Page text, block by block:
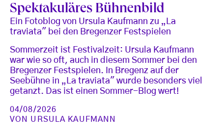
Spektakuläres Bühnenbild
Ein Fotoblog von Ursula Kaufmann zu „La
traviata" bei den Bregenzer Festspielen
Sommerzeit ist Festivalzeit: Ursula Kaufmann
war wie so oft, auch in diesem Sommer bei den
Bregenzer Festspielen. In Bregenz auf der
Seebühne in „La traviata" wurde besonders viel
getanzt. Das ist einen Sommer-Blog wert!
04/08/2026
VON URSULA KAUFMANN